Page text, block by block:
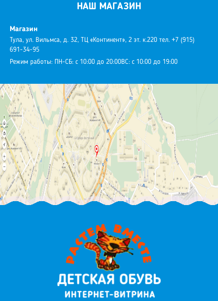
НАШ МАГАЗИН
Магазин
Тула, ул. Вильмса, д. 32, ТЦ «Континент», 2 эт. к.220 тел. +7 (915)
691-34-95
Режим работы: ПН-СБ: с 10:00 до 20:00ВС: с 10:00 до 19:00